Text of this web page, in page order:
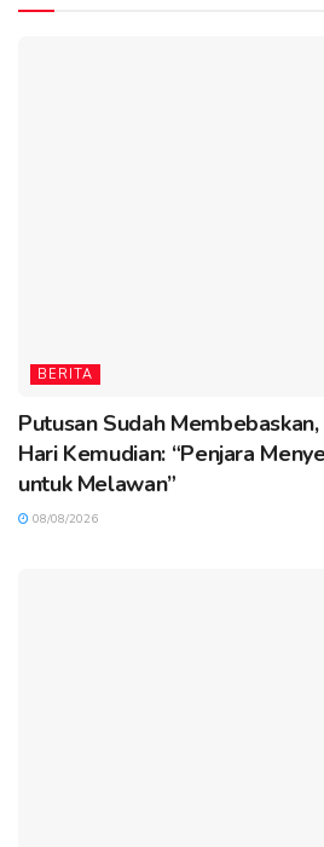
BERITA
Putusan Sudah
Hari Kemudian: “Penjara
untuk Melawan”
08/08/2026